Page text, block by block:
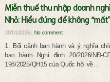
Miễn thuế thu nhập doanh
Nhỏ: Hiểu đúng để không
30/01/2026 | No comment
1. Bối cảnh ban hành và ý nghĩa
ban hành Nghị định 20/2026/NĐ-
198/2025/QH15 của Quốc hội về…